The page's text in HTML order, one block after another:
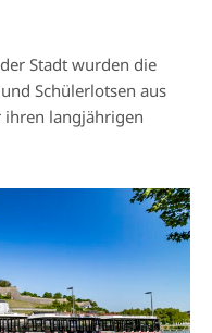
Stadt wurden die
Schülerlotsen aus
ihren langjährigen